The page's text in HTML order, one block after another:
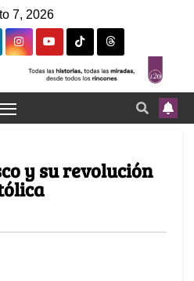
7, 2026
y su revolución